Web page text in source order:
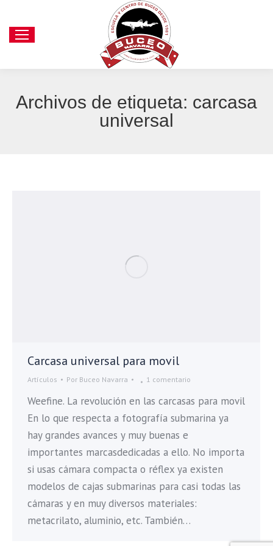
Archivos de etiqueta: carcasa
universal
Carcasa universal para movil
Artículos Por Buceo Navarra 1 comentario
Weefine. La revolución en las carcasas para movil
En lo que respecta a fotografía submarina ya
hay grandes avances y muy buenas e
importantes marcasdedicadas a ello. No importa
si usas cámara compacta o réflex ya existen
modelos de cajas submarinas para casi todas las
cámaras y en muy diversos materiales:
metacrilato, aluminio, etc. También…